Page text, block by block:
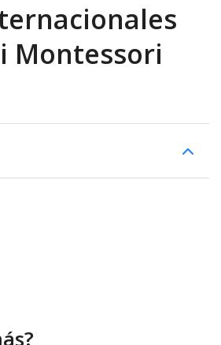
Montessori